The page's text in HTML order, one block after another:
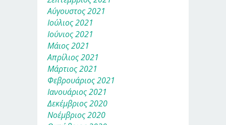
Αύγουστος 2021
Ιούλιος 2021
Ιούνιος 2021
Μάιος 2021
Απρίλιος 2021
Μάρτιος 2021
Φεβρουάριος 2021
Ιανουάριος 2021
Δεκέμβριος 2020
Νοέμβριος 2020